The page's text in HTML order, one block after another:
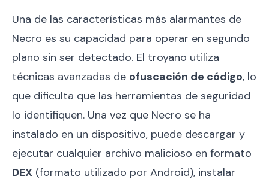
Una de las características más alarmantes de
Necro es su capacidad para operar en segundo
plano sin ser detectado. El troyano utiliza
técnicas avanzadas de ofuscación de código, lo
que dificulta que las herramientas de seguridad
lo identifiquen. Una vez que Necro se ha
instalado en un dispositivo, puede descargar y
ejecutar cualquier archivo malicioso en formato
DEX (formato utilizado por Android), instalar